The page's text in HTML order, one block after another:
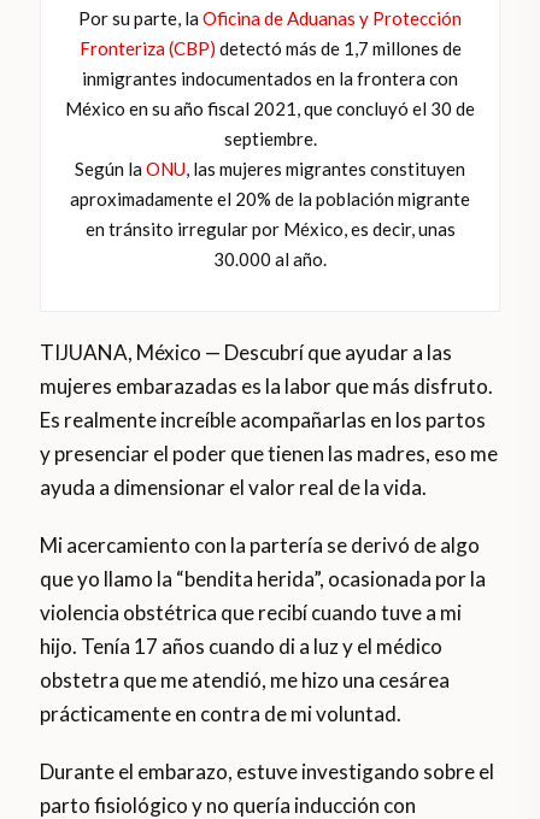
Por su parte, la Oficina de Aduanas y Protección
Fronteriza (CBP) detectó más de 1,7 millones de
inmigrantes indocumentados en la frontera con
México en su año fiscal 2021, que concluyó el 30 de
septiembre.
Según la ONU , las mujeres migrantes constituyen
aproximadamente el 20% de la población migrante
en tránsito irregular por México, es decir, unas
30.000 al año.
TIJUANA, México — Descubrí que ayudar a las
mujeres embarazadas es la labor que más disfruto.
Es realmente increíble acompañarlas en los partos
y presenciar el poder que tienen las madres, eso me
ayuda a dimensionar el valor real de la vida.
Mi acercamiento con la partería se derivó de algo
que yo llamo la “bendita herida”, ocasionada por la
violencia obstétrica que recibí cuando tuve a mi
hijo. Tenía 17 años cuando di a luz y el médico
obstetra que me atendió, me hizo una cesárea
prácticamente en contra de mi voluntad.
Durante el embarazo, estuve investigando sobre el
parto fisiológico y no quería inducción con